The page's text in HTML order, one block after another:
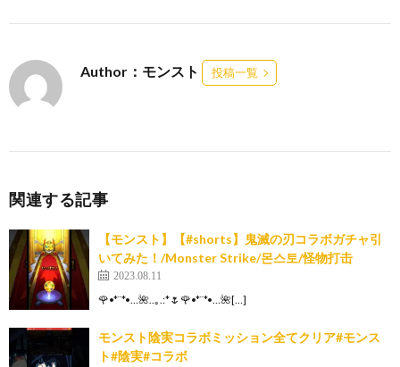
Author：モンスト 投稿一覧
関連する記事
【モンスト】【#shorts】鬼滅の刃コラボガチャ引
いてみた！/Monster Strike/몬스토/怪物打击
2023.08.11
🌹•*¨*•…🌺..｡.:*🌷🌹•*¨*•…🌺[…]
モンスト陰実コラボミッション全てクリア#モンス
ト#陰実#コラボ